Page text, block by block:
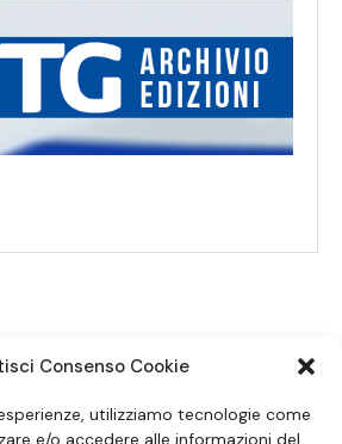
Consenso Cookie
utilizziamo tecnologie come
e/o accedere alle informazioni del
SEGUICI SUI SOCIAL